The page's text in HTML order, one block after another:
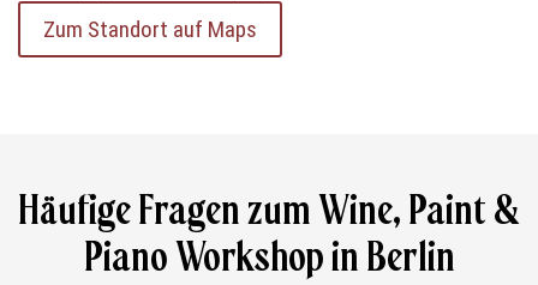
Zum Standort auf Maps
Häufige Fragen zum Wine, Paint &
Piano Workshop in Berlin